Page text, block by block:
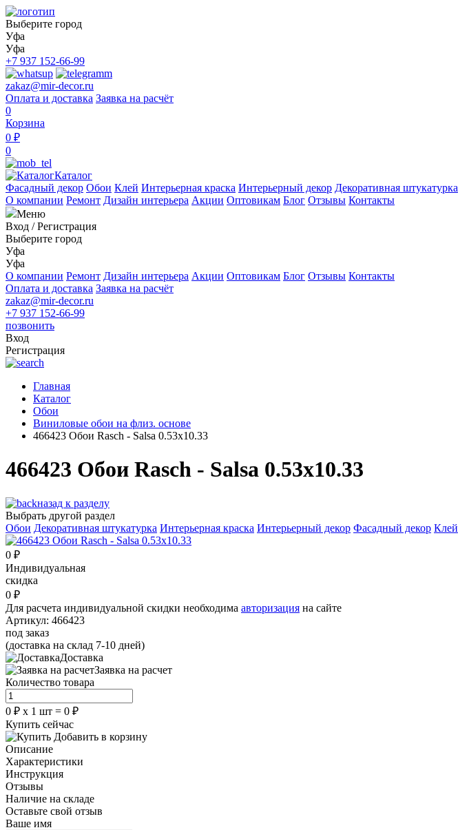
Выберите город
Уфа
Уфа
+7 937 152-66-99
zakaz@mir-decor.ru
Оплата и доставка Заявка на расчёт
0
Корзина
0 ₽
0
Каталог
Фасадный декор Обои Клей Интерьерная краска Интерьерный декор Декоративная штукатурка
О компании Ремонт Дизайн интерьера Акции Оптовикам Блог Отзывы Контакты
Меню
Вход /Регистрация
Выберите город
Уфа
Уфа
О компании Ремонт Дизайн интерьера Акции Оптовикам Блог Отзывы Контакты
Оплата и доставка Заявка на расчёт
zakaz@mir-decor.ru
+7 937 152-66-99
позвонить
Вход
Регистрация
Главная
Каталог
Обои
Виниловые обои на флиз. основе
466423 Обои Rasch - Salsa 0.53x10.33
466423 Обои Rasch - Salsa 0.53x10.33
назад к разделу
Выбрать другой раздел
Обои Декоративная штукатурка Интерьерная краска Интерьерный декор Фасадный декор Клей
0 ₽
Индивидуальная
скидка
0 ₽
Для расчета индивидуальной скидки необходима авторизация на сайте
Артикул: 466423
под заказ
(доставка на склад 7-10 дней)
Доставка
Заявка на расчет
Количество товара
0 ₽ х 1 шт = 0 ₽
Купить сейчас
Добавить в корзину
Описание
Характеристики
Инструкция
Отзывы
Наличие на складе
Оставьте свой отзыв
Ваше имя